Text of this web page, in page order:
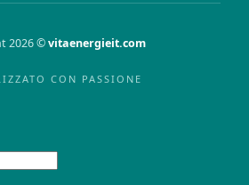
2026 ©vitaenergieit.com
CON PASSIONE